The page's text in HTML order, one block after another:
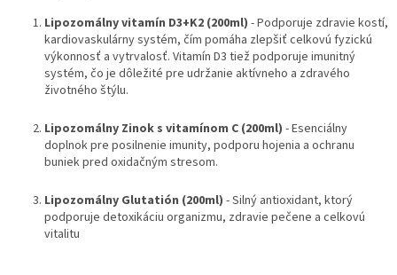
Lipozomálny vitamín D3+K2 (200ml) - Podporuje zdravie kostí,
kardiovaskulárny systém, čím pomáha zlepšiť celkovú fyzickú
výkonnosť a vytrvalosť. Vitamín D3 tiež podporuje imunitný
systém, čo je dôležité pre udržanie aktívneho a zdravého
životného štýlu.
Lipozomálny Zinok s vitamínom C (200ml) - Esenciálny
doplnok pre posilnenie imunity, podporu hojenia a ochranu
buniek pred oxidačným stresom.
Lipozomálny Glutatión (200ml) - Silný antioxidant, ktorý
podporuje detoxikáciu organizmu, zdravie pečene a celkovú
vitalitu